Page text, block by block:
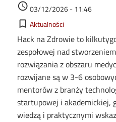
access_time 03/12/2026 - 11:46
bookmark_border Kategorie
Aktualności
Hack na Zdrowie to
zespołowej nad
rozwiązania z obszaru
rozwijane są w 3-6
mentorów z branży
startupowej i akademickiej,
wiedzą i praktycznymi